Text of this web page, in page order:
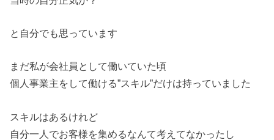
と自分でも思っています
まだ私が会社員として働いていた頃
個人事業主をして働ける”スキル”だけは持っていました
スキルはあるけれど
自分一人でお客様を集めるなんて考えてなかったし